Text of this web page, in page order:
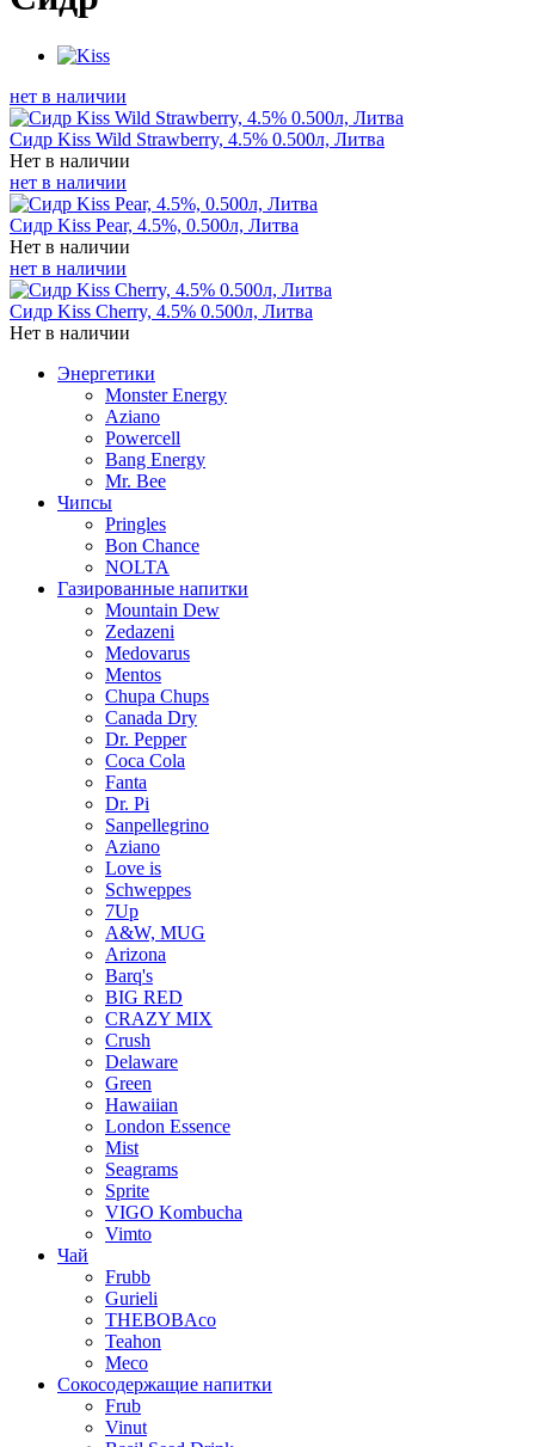
нет в наличии
Сидр Kiss Wild Strawberry, 4.5% 0.500л, Литва
Нет в наличии
нет в наличии
Сидр Kiss Pear, 4.5%, 0.500л, Литва
Нет в наличии
нет в наличии
Сидр Kiss Cherry, 4.5% 0.500л, Литва
Нет в наличии
Энергетики
Monster Energy
Aziano
Powercell
Bang Energy
Mr. Bee
Чипсы
Pringles
Bon Chance
NOLTA
Газированные напитки
Mountain Dew
Zedazeni
Medovarus
Mentos
Chupa Chups
Canada Dry
Dr. Pepper
Coca Cola
Fanta
Dr. Pi
Sanpellegrino
Aziano
Love is
Schweppes
7Up
A&W, MUG
Arizona
Barq's
BIG RED
CRAZY MIX
Crush
Delaware
Green
Hawaiian
London Essence
Mist
Seagrams
Sprite
VIGO Kombucha
Vimto
Чай
Frubb
Gurieli
THEBOBAco
Teahon
Meco
Сокосодержащие напитки
Frub
Vinut